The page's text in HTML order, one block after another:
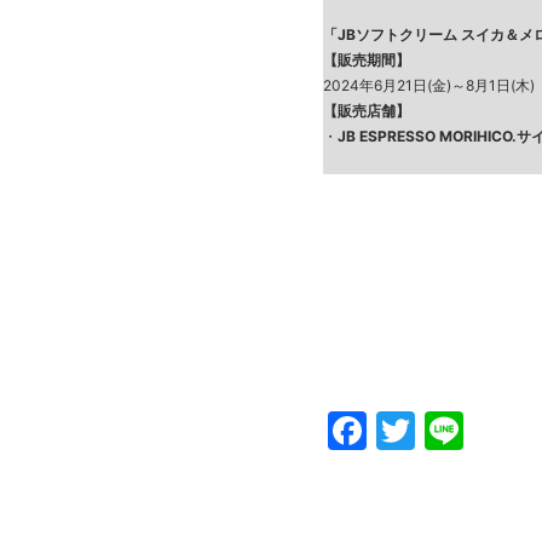
「JBソフトクリーム スイカ＆メ
【販売期間】
2024年6月21日(金)～8月1日(木)
【販売店舗】
・ JB ESPRESSO MORIHICO.サ
Facebook
Twitter